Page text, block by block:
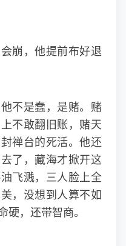
崩，他提前布好退
不是蠢，是赌。赌
不敢翻旧账，赌天
禅台的死活。他还
了，藏海才掀开这
飞溅，三人脸上全
，没想到人算不如
硬，还带智商。